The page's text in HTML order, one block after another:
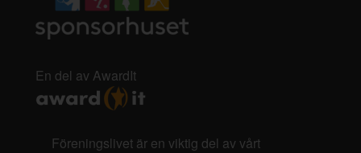
En del av AwardIt
Föreningslivet är en viktig del av vårt